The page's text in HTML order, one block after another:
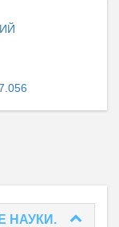
НАУКИ.